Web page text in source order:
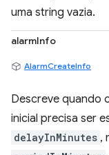
uma string vazia.
alarmInfo
AlarmCreateInfo
Descreve quando
inicial precisa ser
delayInMinutes ,